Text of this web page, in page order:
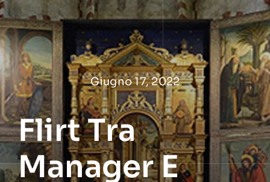
Salta
al
contenuto
Giugno 17, 2022
Flirt Tra
Manager E